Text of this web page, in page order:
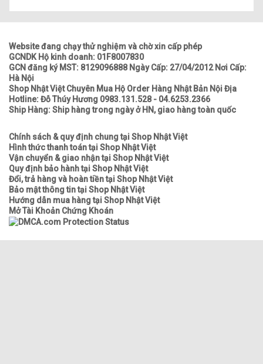
Website đang chạy thử nghiệm và chờ xin cấp phép
GCNDK Hộ kinh doanh: 01F8007830
GCN đăng ký MST: 8129096888 Ngày Cấp: 27/04/2012 Nơi Cấp:
Hà Nội
Shop Nhật Việt Chuyên Mua Hộ Order Hàng Nhật Bản Nội Địa
Hotline: Đỗ Thúy Hương 0983.131.528 - 04.6253.2366
Ship Hàng: Ship hàng trong ngày ở HN, giao hàng toàn quốc
Chính sách & quy định chung tại Shop Nhật Việt
Hình thức thanh toán tại Shop Nhật Việt
Vận chuyển & giao nhận tại Shop Nhật Việt
Quy định bảo hành tại Shop Nhật Việt
Đổi, trả hàng và hoàn tiền tại Shop Nhật Việt
Bảo mật thông tin tại Shop Nhật Việt
Hướng dẫn mua hàng tại Shop Nhật Việt
Mở Tài Khoản Chứng Khoán